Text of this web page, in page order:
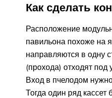
Как сделать
Расположение
павильона похоже на
направляются в одну
(прохода) отходят под
Вход в пчелодом
Тогда один ряд кассет